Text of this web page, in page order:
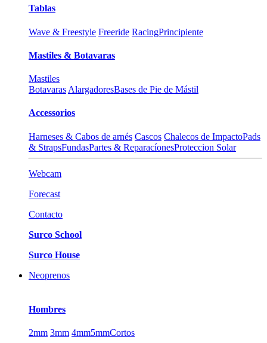
Tablas
Wave & Freestyle Freeride RacingPrincipiente
Mastiles & Botavaras
Mastiles
Botavaras AlargadoresBases de Pie de Mástil
Accessorios
Harneses & Cabos de arnés Cascos Chalecos de ImpactoPads
& StrapsFundasPartes & ReparacíonesProteccion Solar
Webcam
Forecast
Contacto
Surco School
Surco House
Neoprenos
Hombres
2mm 3mm 4mm5mmCortos